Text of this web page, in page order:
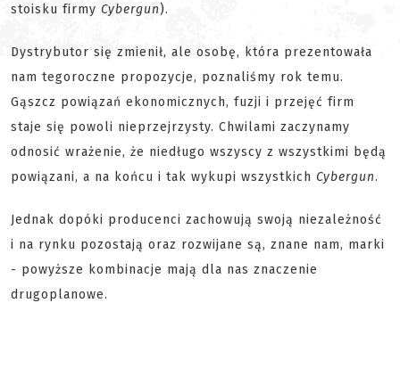
stoisku firmy Cybergun).
Dystrybutor się zmienił, ale osobę, która prezentowała
nam tegoroczne propozycje, poznaliśmy rok temu.
Gąszcz powiązań ekonomicznych, fuzji i przejęć firm
staje się powoli nieprzejrzysty. Chwilami zaczynamy
odnosić wrażenie, że niedługo wszyscy z wszystkimi będą
powiązani, a na końcu i tak wykupi wszystkich Cybergun.
Jednak dopóki producenci zachowują swoją niezależność
i na rynku pozostają oraz rozwijane są, znane nam, marki
- powyższe kombinacje mają dla nas znaczenie
drugoplanowe.